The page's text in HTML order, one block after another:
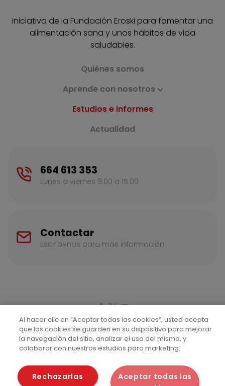
Iniciativa de la Fundación Eroski para fomentar una
alimentación sana y unos hábitos de vida
saludables.
Quiénes somos
Aprende con nosotros
Estudios e informes
Actualidad
664 613 353
Lunes a viernes 9.00 a 15.00
Contactar
Escríbenos para más información
©2026 Fundación Eroski
Aviso legal
Política de cookies
Política de privacidad
Al hacer clic en “Aceptar todas las cookies”, usted acepta
que las cookies se guarden en su dispositivo para mejorar
la navegación del sitio, analizar el uso del mismo, y
colaborar con nuestros estudios para marketing.
Aceptar todas las
Rechazarlas